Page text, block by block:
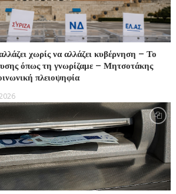
χωρίς να αλλάζει κυβέρνηση – Το
όπως τη γνωρίζαμε – Μητσοτάκης
πλειοψηφία